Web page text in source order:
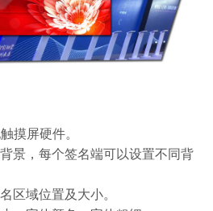
摸屏硬件。
景，每个签名端可以设置不同背
区域位置及大小。